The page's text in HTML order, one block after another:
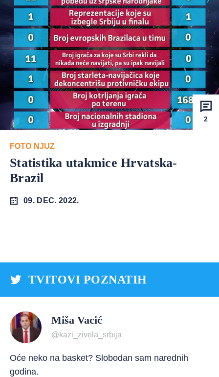
2
FOTO NJUZ
Statistika utakmice Hrvatska-
Brazil
09. DEC. 2022.
TVITOVI POZNATIH
Miša Vacić
@kazi_zivela_srbija
Oće neko na basket? Slobodan sam narednih
godina.